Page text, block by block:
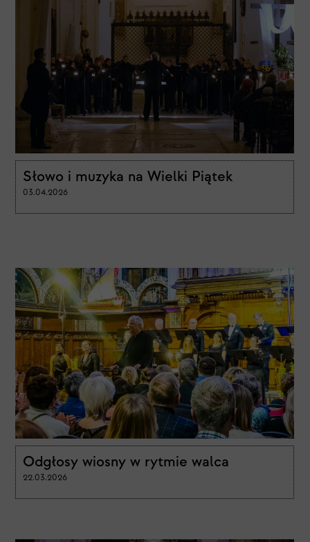
Słowo i muzyka na Wielki Piątek
03.04.2026
Odgłosy wiosny w rytmie walca
22.03.2026